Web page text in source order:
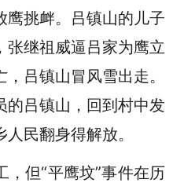
鹰挑衅。吕镇山的儿子
张继祖威逼吕家为鹰立
吕镇山冒风雪出走。
的吕镇山，回到村中发
民翻身得解放。
，但“平鹰坟”事件在历